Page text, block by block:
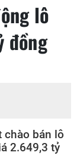
lô
đồng
chào bán lô
2.649,3 tỷ